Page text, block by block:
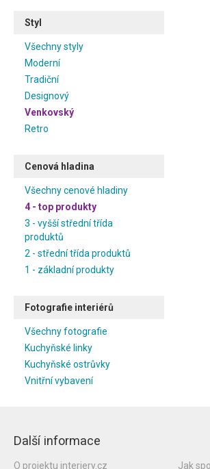
Styl
Všechny styly
Moderní
Tradiční
Designový
Venkovský
Retro
Cenová hladina
Všechny cenové hladiny
4 - top produkty
3 - vyšší střední třída
produktů
2 - střední třída produktů
1 - základní produkty
Fotografie interiérů
Všechny fotografie
Kuchyňské linky
Kuchyňské ostrůvky
Vnitřní vybavení
Další informace
O projektu interiery.cz Jak